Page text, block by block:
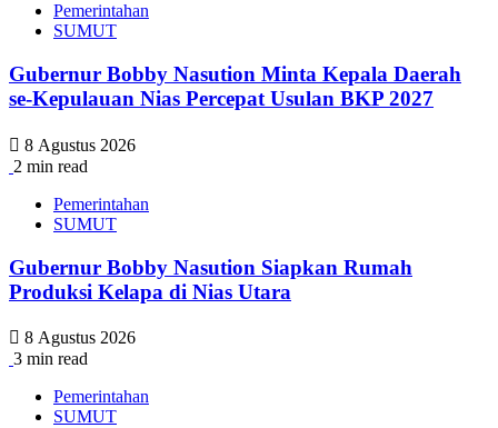
Pemerintahan
SUMUT
Gubernur Bobby Nasution Minta Kepala Daerah
se-Kepulauan Nias Percepat Usulan BKP 2027
8 Agustus 2026
2 min read
Pemerintahan
SUMUT
Gubernur Bobby Nasution Siapkan Rumah
Produksi Kelapa di Nias Utara
8 Agustus 2026
3 min read
Pemerintahan
SUMUT